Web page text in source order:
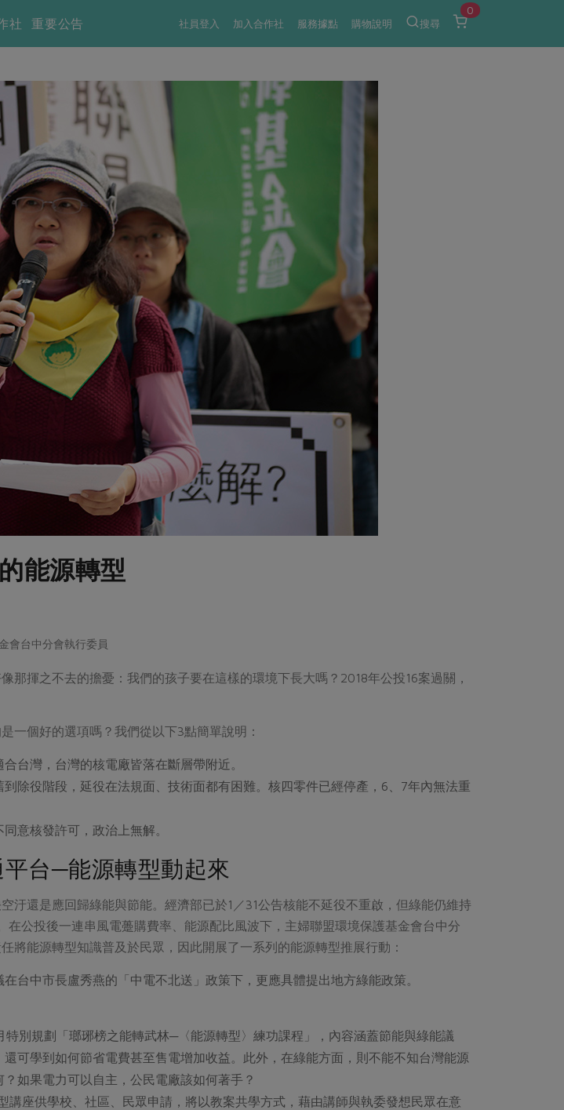
社員登入 加入合作社 服務據點 購物說明 搜尋
0
社 重要公告
能源轉型
會台中分會執行委員
那揮之不去的擔憂：我們的孩子要在這樣的環境下長大嗎？2018年公投16案過關，
一個好的選項嗎？我們從以下3點簡單說明：
台灣，台灣的核電廠皆落在斷層帶附近。
除役階段，延役在法規面、技術面都有困難。核四零件已經停產，6、7年內無法重
意核發許可，政治上無解。
台─能源轉型動起來
汙還是應回歸綠能與節能。經濟部已於1／31公告核能不延役不重啟，但綠能仍維持
在公投後一連串風電躉購費率、能源配比風波下，主婦聯盟環境保護基金會台中分
將能源轉型知識普及於民眾，因此開展了一系列的能源轉型推展行動：
台中市長盧秀燕的「中電不北送」政策下，更應具體提出地方綠能政策。
別規劃「瑯琊榜之能轉武林─〈能源轉型〉練功課程」，內容涵蓋節能與綠能議
可學到如何節省電費甚至售電增加收益。此外，在綠能方面，則不能不知台灣能源
如果電力可以自主，公民電廠該如何著手？
講座供學校、社區、民眾申請，將以教案共學方式，藉由講師與執委發想民眾在意